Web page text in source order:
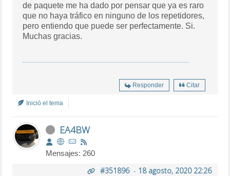
de paquete me ha dado por pensar que ya es raro
que no haya tráfico en ninguno de los repetidores,
pero entiendo que puede ser perfectamente. Si.
Muchas gracias.
Responder Citar
Inició el tema
EA4BW
Mensajes: 260
#351896- 18 agosto, 2020 22:26